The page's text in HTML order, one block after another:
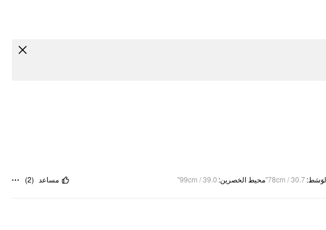
:
78cm / 30.7" محيط الخصرين:
99cm / 39.0" مساعد (
2
)